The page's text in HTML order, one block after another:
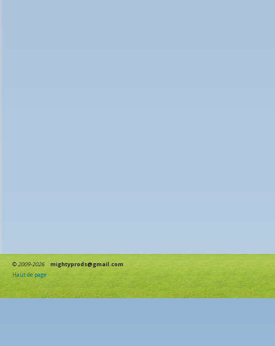
©2009-2026
mightyprods@gmail.com
Haut de page